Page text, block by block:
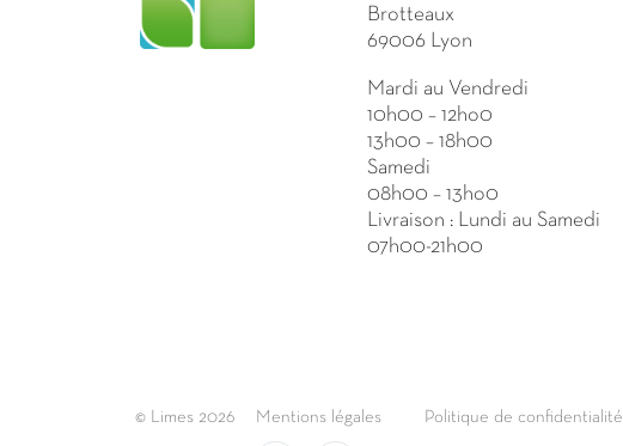
Brotteaux
69006 Lyon
Mardi au Vendredi
10h00 – 12ho0
13h00 – 18h00
Samedi
08h00 – 13ho0
Livraison : Lundi au Samedi
07h00-21h00
© Limes 2026 Mentions légales Politique de confidentialité